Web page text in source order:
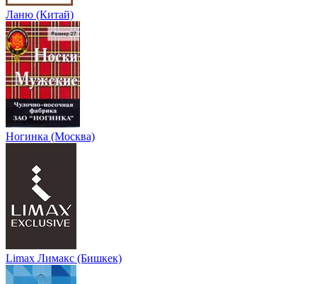
Ланю (Китай)
Ногинка (Москва)
Limax Лимакс (Бишкек)